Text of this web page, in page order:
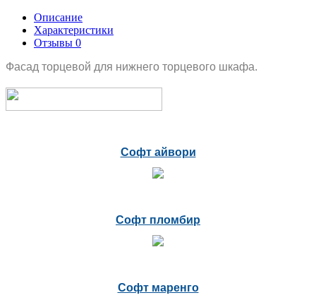
Описание
Характеристики
Отзывы 0
Фасад торцевой для нижнего торцевого шкафа.
Софт айвори
Софт пломбир
Софт маренго